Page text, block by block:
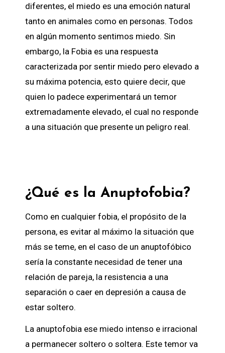
diferentes, el miedo es una emoción natural
tanto en animales como en personas. Todos
en algún momento sentimos miedo. Sin
embargo, la Fobia es una respuesta
caracterizada por sentir miedo pero elevado a
su máxima potencia, esto quiere decir, que
quien lo padece experimentará un temor
extremadamente elevado, el cual no responde
a una situación que presente un peligro real.
¿Qué es la Anuptofobia?
Como en cualquier fobia, el propósito de la
persona, es evitar al máximo la situación que
más se teme, en el caso de un anuptofóbico
sería la constante necesidad de tener una
relación de pareja, la resistencia a una
separación o caer en depresión a causa de
estar soltero.
La anuptofobia ese miedo intenso e irracional
a permanecer soltero o soltera. Este temor va